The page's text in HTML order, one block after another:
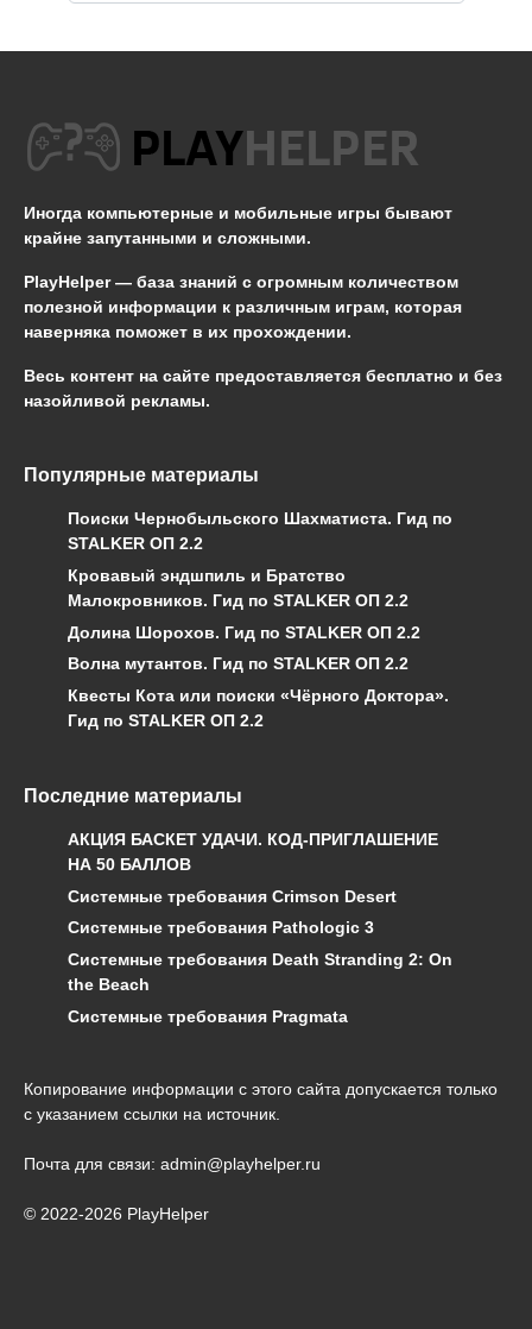
Иногда компьютерные и мобильные игры бывают
крайне запутанными и сложными.
PlayHelper — база знаний с огромным количеством
полезной информации к различным играм, которая
наверняка поможет в их прохождении.
Весь контент на сайте предоставляется бесплатно и без
назойливой рекламы.
Популярные материалы
Поиски Чернобыльского Шахматиста. Гид по
STALKER ОП 2.2
Кровавый эндшпиль и Братство
Малокровников. Гид по STALKER ОП 2.2
Долина Шорохов. Гид по STALKER ОП 2.2
Волна мутантов. Гид по STALKER ОП 2.2
Квесты Кота или поиски «Чёрного Доктора».
Гид по STALKER ОП 2.2
Последние материалы
АКЦИЯ БАСКЕТ УДАЧИ. КОД-ПРИГЛАШЕНИЕ
НА 50 БАЛЛОВ
Системные требования Crimson Desert
Системные требования Pathologic 3
Системные требования Death Stranding 2: On
the Beach
Системные требования Pragmata
Копирование информации с этого сайта допускается только
с указанием ссылки на источник.
Почта для связи: admin@playhelper.ru
© 2022-2026 PlayHelper